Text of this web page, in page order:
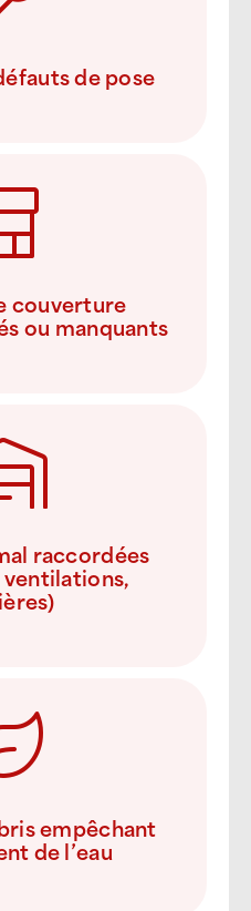
de pose
couverture
ou manquants
raccordées
empêchant
de l’eau